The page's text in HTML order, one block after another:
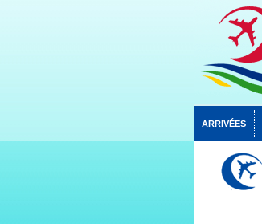
ARRIVÉES